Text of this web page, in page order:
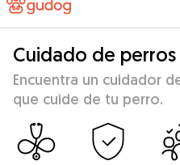
Cuidado de perros
Encuentra un cuidador
que cuide de tu perro.